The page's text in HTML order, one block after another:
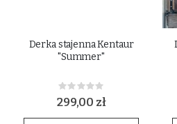
Derka stajenna Kentaur
"Summer"
Rating:
0%
299,00 zł